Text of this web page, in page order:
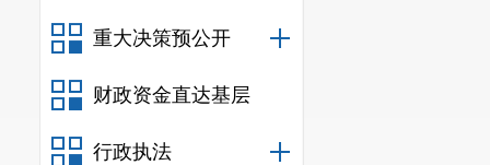
重大决策预公开
财政资金直达基层
行政执法